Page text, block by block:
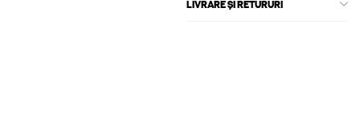
LIVRARE ȘI RETURURI